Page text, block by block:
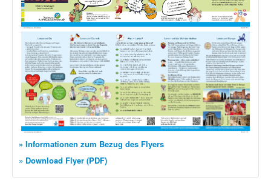
» Informationen zum Bezug des Flyers
» Download Flyer (PDF)